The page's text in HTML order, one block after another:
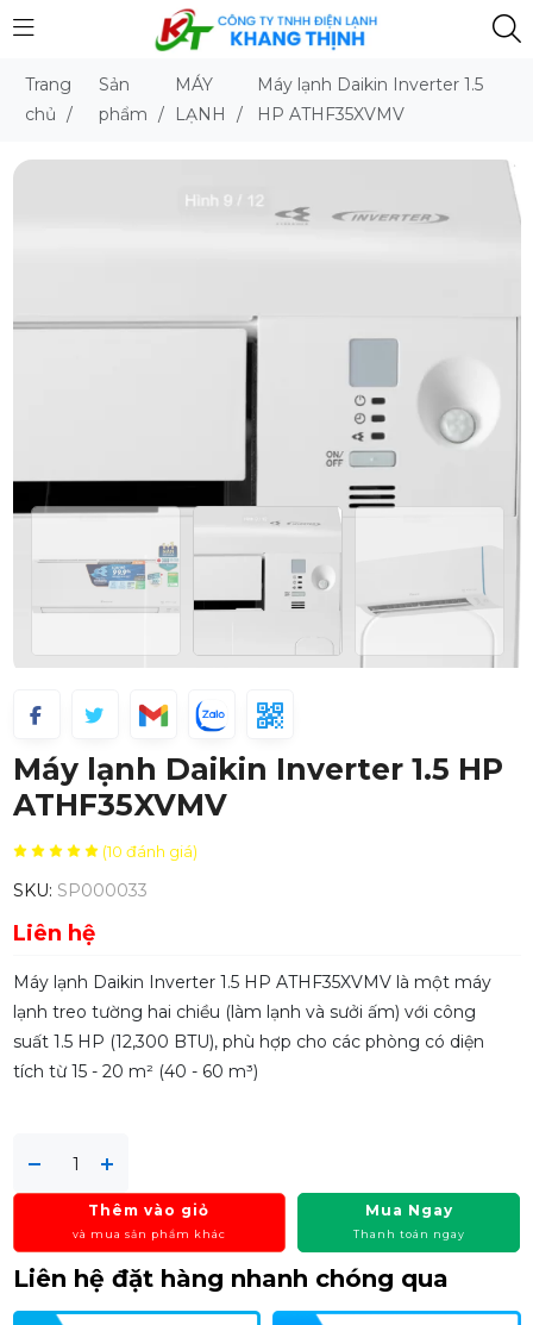
Trang
chủ /
Sản
phẩm /
MÁY
LẠNH
/
Máy lạnh Daikin Inverter 1.5
HP ATHF35XVMV
Máy lạnh Daikin Inverter 1.5 HP
ATHF35XVMV
(10 đánh giá)
SKU: SP000033
Liên hệ
Máy lạnh Daikin Inverter 1.5 HP ATHF35XVMV là một máy
lạnh treo tường hai chiều (làm lạnh và sưởi ấm) với công
suất 1.5 HP (12,300 BTU), phù hợp cho các phòng có diện
tích từ 15 - 20 m² (40 - 60 m³)
Thêm vào giỏ
và mua sản phẩm khác
Mua Ngay
Thanh toán ngay
Liên hệ đặt hàng nhanh chóng qua